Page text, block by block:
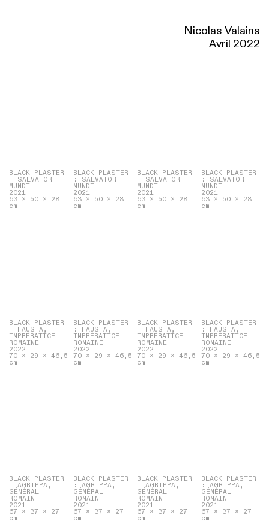
Nicolas Valains
Avril 2022
BLACK PLASTER
: SALVATOR
MUNDI
2021
63 x 50 x 28
cm
BLACK PLASTER
: SALVATOR
MUNDI
2021
63 x 50 x 28
cm
BLACK PLASTER
: SALVATOR
MUNDI
2021
63 x 50 x 28
cm
BLACK PLASTER
: SALVATOR
MUNDI
2021
63 x 50 x 28
cm
BLACK PLASTER
: FAUSTA,
IMPRÉRATICE
ROMAINE
2022
70 x 29 x 46,5
cm
BLACK PLASTER
: FAUSTA,
IMPRÉRATICE
ROMAINE
2022
70 x 29 x 46,5
cm
BLACK PLASTER
: FAUSTA,
IMPRÉRATICE
ROMAINE
2022
70 x 29 x 46,5
cm
BLACK PLASTER
: FAUSTA,
IMPRÉRATICE
ROMAINE
2022
70 x 29 x 46,5
cm
BLACK PLASTER
: AGRIPPA,
GÉNÉRAL
ROMAIN
2021
67 x 37 x 27
cm
BLACK PLASTER
: AGRIPPA,
GÉNÉRAL
ROMAIN
2021
67 x 37 x 27
cm
BLACK PLASTER
: AGRIPPA,
GÉNÉRAL
ROMAIN
2021
67 x 37 x 27
cm
BLACK PLASTER
: AGRIPPA,
GÉNÉRAL
ROMAIN
2021
67 x 37 x 27
cm